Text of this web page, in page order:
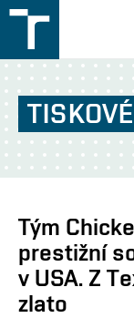
v
Brně
TISKOVÉ
Tým
prestižní
v USA. Z
zlato